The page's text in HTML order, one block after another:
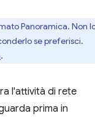
Panoramica. Non
se preferisci.
.
l'attività di rete
prima in